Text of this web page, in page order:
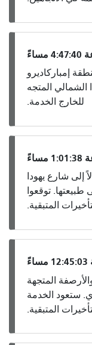
إمباركاديرو
المتجه
للخارج الخدمة.
إلى شارع يهودا
توقعوا
المتبقية.
المتجهة
ستعود الخدمة
المتبقية.